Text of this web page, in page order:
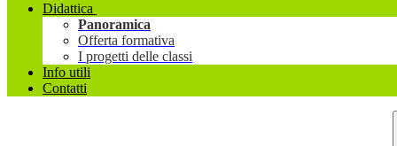
Didattica
Panoramica
Offerta formativa
I progetti delle classi
Info utili
Contatti